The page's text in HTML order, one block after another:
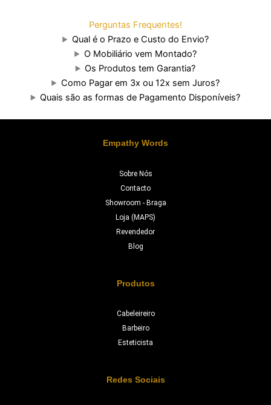
Perguntas Frequentes!
Qual é o Prazo e Custo do Envio?
O Mobiliário vem Montado?
Os Produtos tem Garantia?
Como Pagar em 3x ou 12x sem Juros?
Quais são as formas de Pagamento Disponíveis?
Empathy Words
Sobre Nós
Contacto
Showroom - Braga
Loja (MAPS)
Revendedor
Blog
Produtos
Cabeleireiro
Barbeiro
Esteticista
Redes Sociais